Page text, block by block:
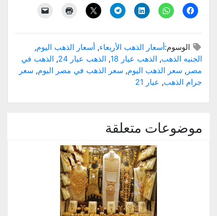
الوسوم:أسعار الذهب الأربعاء, أسعار الذهب اليوم,
الجنيه الذهب, الذهب عيار 18 , الذهب عيار 24 , الذهب في
مصر , سعر الذهب اليوم, سعر الذهب في مصر اليوم, سعر
جرام الذهب, عيار 21
موضوعات متعلقة